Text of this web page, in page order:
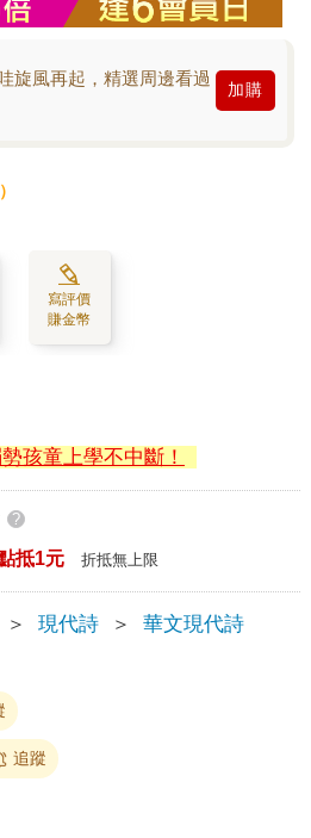
旋風再起，精選周邊看過
加購
寫評價
賺金幣
孩童上學不中斷！
?
抵1元 折抵無上限
＞ 現代詩 ＞ 華文現代詩
追蹤